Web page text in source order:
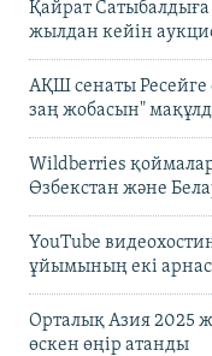
Қайрат Сатыбалдыға
жылдан кейін
АҚШ сенаты
заң жобасын"
Wildberries
Өзбекстан және
YouTube
ұйымының екі
Орталық Азия 2025
өскен өңір атанды